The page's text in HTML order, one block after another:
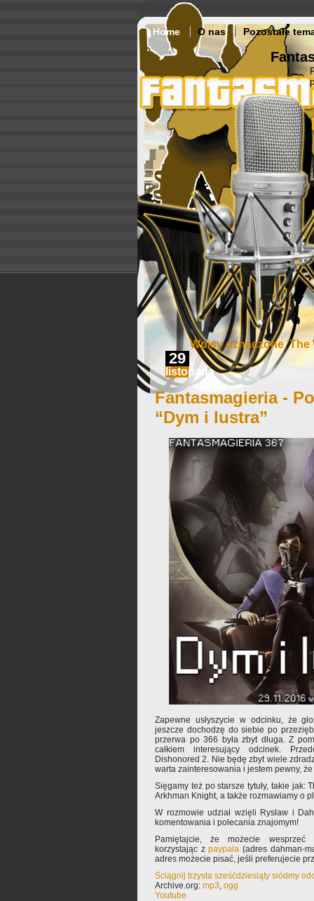
Home O nas Pozostałe
Wpisy oznaczone ‘The
29
listopada
Fantasmagieria -
“Dym i lustra”
Zapewne usłyszycie w odcinku, że
jeszcze dochodzę do siebie po
przerwa po 366 była zbyt długa. Z
całkiem interesujący odcinek.
Dishonored 2. Nie będę zbyt wiele
warta zainteresowania i jestem pewny,
Sięgamy też po starsze tytuły, takie jak:
Arkhman Knight, a także rozmawiamy o
W rozmowie udział wzięli Rysław i
komentowania i polecania znajomym!
Pamiętajcie, że możecie wesprzeć
korzystając zpaypala (adres dahman-
adres możecie pisać, jeśli preferujecie
Ściągnij trzysta sześćdziesiąty siódmy
Archive.org: mp3, ogg
Youtube